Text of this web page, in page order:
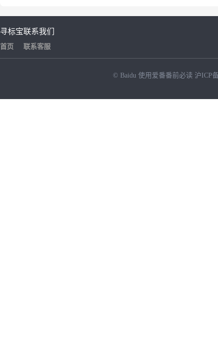
寻标宝
首页
联系我们
联系客服
© Baidu 使用爱番番前必读 沪ICP